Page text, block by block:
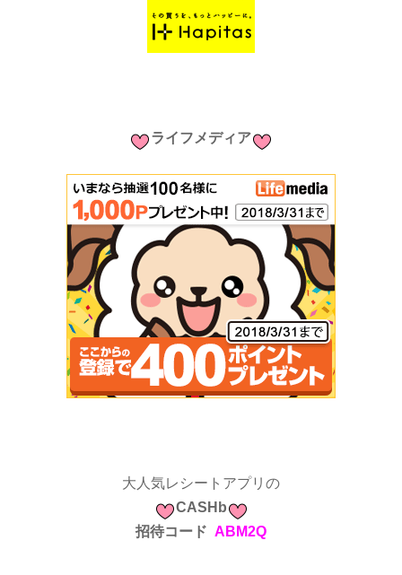
ライフメディア
大人気レシートアプリの
CASHb
招待コード ABM2Q